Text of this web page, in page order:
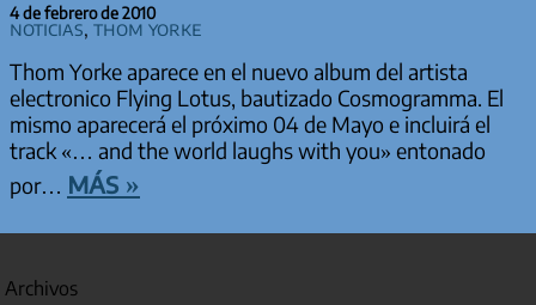
4 de febrero de 2010
Noticias, Thom Yorke
Thom Yorke aparece en el nuevo album del artista
electronico Flying Lotus, bautizado Cosmogramma. El
mismo aparecerá el próximo 04 de Mayo e incluirá el
track «… and the world laughs with you» entonado
por… más »
Archivos